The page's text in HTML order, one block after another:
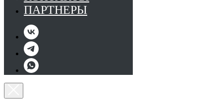
ПАРТНЕРЫ